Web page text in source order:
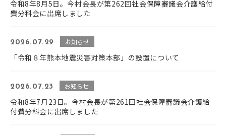
令和8年8月5日。今村会長が第262回社会保障審議会介護給付
費分科会に出席しました
2026.07.29 お知らせ
「令和８年熊本地震災害対策本部」の設置について
2026.07.23 お知らせ
令和8年7月23日。今村会長が第261回社会保障審議会介護給
付費分科会に出席しました